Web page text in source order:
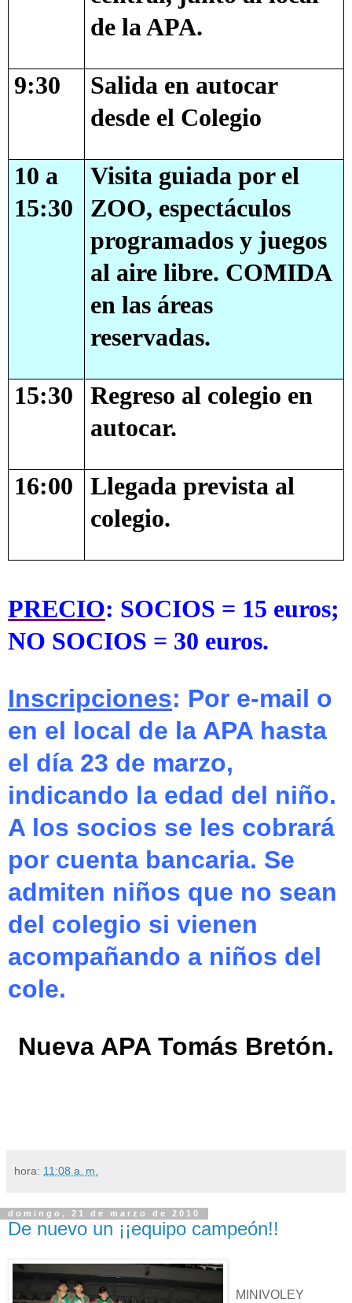
de la APA.
9:30
Salida en autocar
desde el Colegio
10 a
15:30
Visita guiada por el
ZOO, espectáculos
programadosy juegos
al aire libre. COMIDA
en las áreas
reservadas.
15:30
Regreso al colegio en
autocar.
16:00
Llegada prevista al
colegio.
PRECIO: SOCIOS = 15 euros;
NO SOCIOS = 30 euros.
Inscripciones: Por e-mail o
en el local de la APA hasta
el día 23 de marzo,
indicando la edad del niño.
A los socios se les cobrará
por cuenta bancaria. Se
admiten niños que no sean
del colegio si vienen
acompañando a niños del
cole.
Nueva APA Tomás Bretón.
hora: 11:08 a. m.
domingo, 21 de marzo de 2010
De nuevo un ¡¡equipo campeón!!
MINIVOLEY